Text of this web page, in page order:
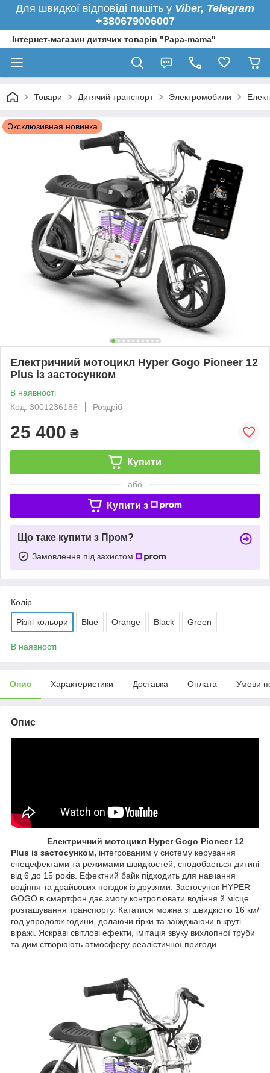
Для швидкої відповіді пишіть у Viber, Telegram
+380679006007
Інтернет-магазин дитячих товарів "Papa-mama"
Товари Дитячий транспорт Электромобили
Эксклюзивная новинка
Електричний мотоцикл Hyper Gogo Pioneer 12
Plus із застосунком
В наявності
Код: 3001236186
Роздріб
25 400 ₴
Купити
або
Купити з
Що таке купити з Пром?
Замовлення під захистом
Колір
Різні кольори Blue Orange Black Green
В наявності
Опис Характеристики Доставка Оплата Умови
Опис
Електричний мотоцикл Hyper Gogo Pioneer 12
Plus із застосунком, інтегрованим у систему керування
спецефектами та режимами швидкостей, сподобається дитині
від 6 до 15 років. Ефектний байк підходить для навчання
водіння та драйвових поїздок із друзями. Застосунок HYPER
GOGO в смартфон дає змогу контролювати водіння й місце
розташування транспорту. Кататися можна зі швидкістю 16 км/
год упродовж години, долаючи гірки та заїжджаючи в круті
віражі. Яскраві світлові ефекти, імітація звуку вихлопної труби
та дим створюють атмосферу реалістичної пригоди.